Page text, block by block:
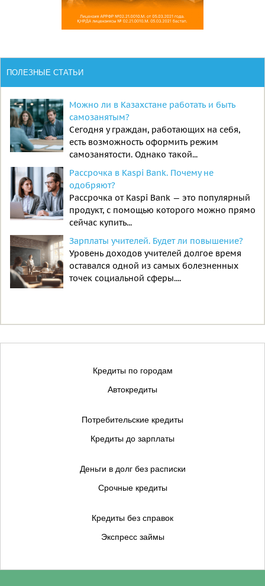
ПОЛЕЗНЫЕ СТАТЬИ
Можно ли в Казахстане работать и быть
самозанятым?
Сегодня у граждан, работающих на себя,
есть возможность оформить режим
самозанятости. Однако такой...
Рассрочка в Kaspi Bank. Почему не
одобряют?
Рассрочка от Kaspi Bank — это популярный
продукт, с помощью которого можно прямо
сейчас купить...
Зарплаты учителей. Будет ли повышение?
Уровень доходов учителей долгое время
оставался одной из самых болезненных
точек социальной сферы....
Кредиты по городам
Автокредиты
Потребительские кредиты
Кредиты до зарплаты
Деньги в долг без расписки
Срочные кредиты
Кредиты без справок
Экспресс займы